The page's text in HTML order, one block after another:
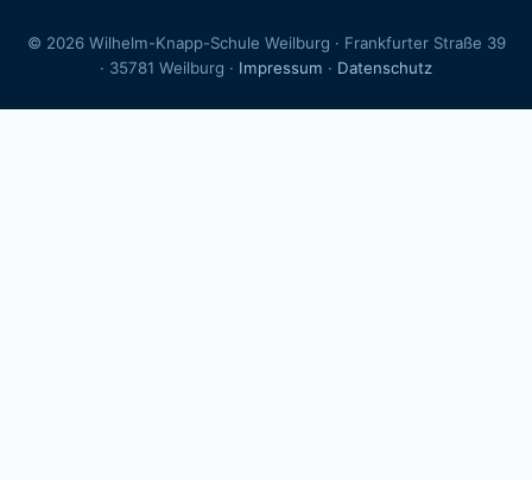
© 2026Wilhelm-Knapp-Schule Weilburg · Frankfurter Straße 39
· 35781 Weilburg · Impressum · Datenschutz